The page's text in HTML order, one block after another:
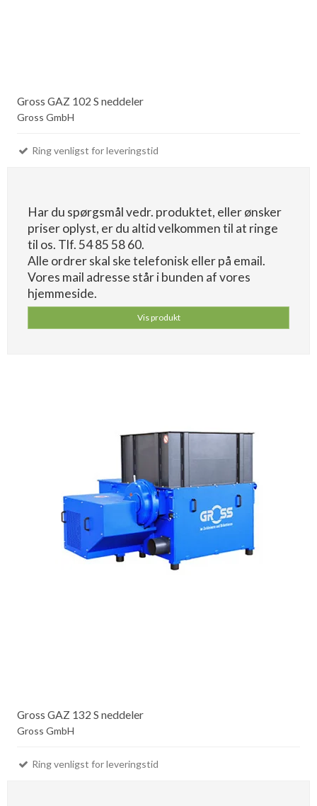
Gross GAZ 102 S neddeler
Gross GmbH
Ring venligst for leveringstid
Har du spørgsmål vedr. produktet, eller ønsker
priser oplyst, er du altid velkommen til at ringe
til os. Tlf. 54 85 58 60.
Alle ordrer skal ske telefonisk eller på email.
Vores mail adresse står i bunden af vores
hjemmeside.
Vis produkt
Gross GAZ 132 S neddeler
Gross GmbH
Ring venligst for leveringstid